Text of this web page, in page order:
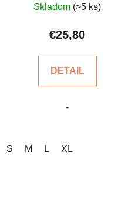
hodnotenie
produktu
z
hviezdičiek.
Skladom (>5 ks)
€25,80
DETAIL
-
S M L XL